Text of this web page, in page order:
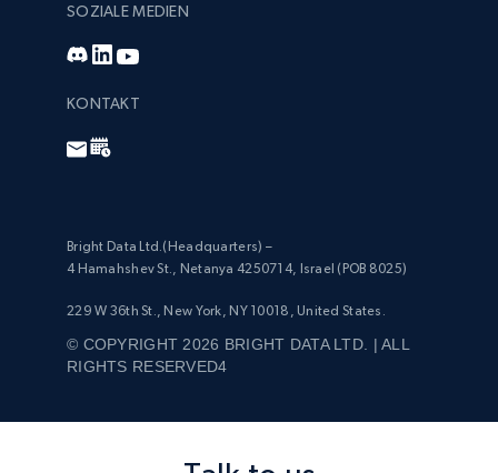
SOZIALE MEDIEN
KONTAKT
Bright Data Ltd.(Headquarters) –
4 Hamahshev St., Netanya 4250714, Israel (POB 8025)
229 W 36th St., New York, NY 10018, United States.
© COPYRIGHT 2026 BRIGHT DATA LTD. | ALL
RIGHTS RESERVED4